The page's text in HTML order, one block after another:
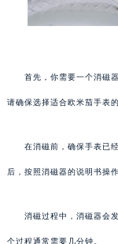
首先，你需要一个消磁器
请确保选择适合欧米茄手表
在消磁前，确保手表已经
后，按照消磁器的说明书操
消磁过程中，消磁器会发
个过程通常需要几分钟。